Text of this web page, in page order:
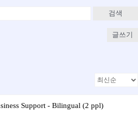
검색
글쓰기
Support - Bilingual (2 ppl)